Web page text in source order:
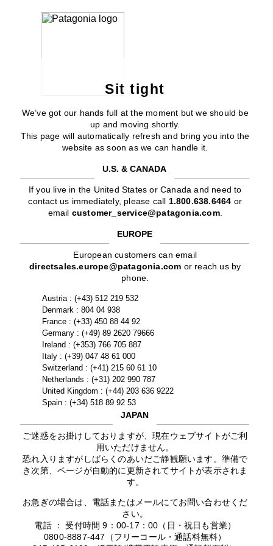
Sit tight
We’ve got our hands full at the moment but we should be
up and moving shortly.
This page will automatically refresh and bring you into the
website as soon as we can handle it.
U.S. & CANADA
If you live in the United States or Canada and need to
contact us immediately, please call 1.800.638.6464 or
email customer_service@patagonia.com.
EUROPE
European customers can email
directsales.europe@patagonia.com or reach us by
phone.
Austria : (+43) 512 219 532
Denmark : 804 04 938
France : (+33) 450 88 44 92
Germany : (+49) 89 2620 79666
Ireland : (+353) 766 705 887
Italy : (+39) 047 48 61 000
Switzerland : (+41) 215 60 61 10
Netherlands : (+31) 202 990 787
United Kingdom : (+44) 203 636 9222
Spain : (+34) 518 89 92 53
JAPAN
ご迷惑をお掛けしておりますが、現在ウェブサイトがご利
用いただけません。
恐れ入りますがしばらくのあいだご静観願います。準備で
き次第、ページが自動的に更新されてサイトが表示されま
す。
お急ぎの場合は、電話またはメールにてお問い合わせくだ
さい。
電話 ： 受付時間 9：00-17：00（日・祝日も営業）
0800-8887-447（フリーコール・通話料無料）